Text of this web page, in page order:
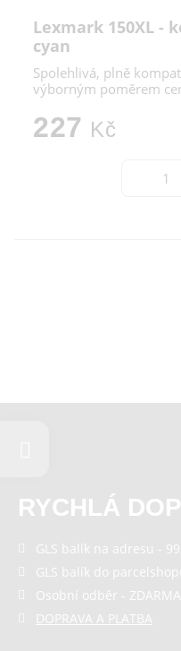
Lexmark 150XL -
cyan
Spolehlivá, plně
výborným poměrem
227 Kč
RYCHLÁ
GLS balík na adresu -
GLS balík do
Osobní odběr - ZDARMA
DOPRAVA A PLATBA